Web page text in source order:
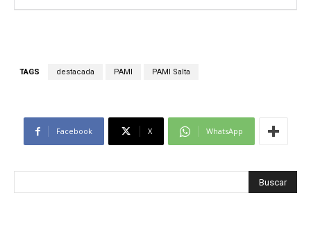
TAGS destacada PAMI PAMI Salta
Facebook X WhatsApp